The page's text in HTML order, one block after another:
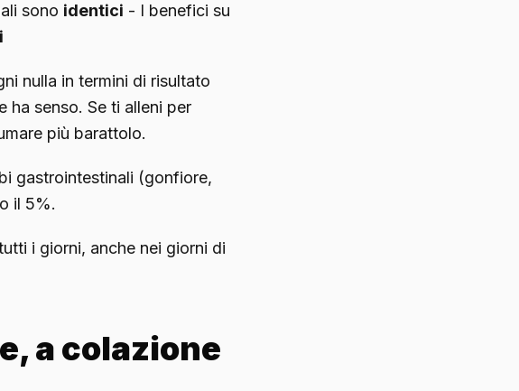
sono identici - I benefici su
nulla in termini di risultato
ha senso. Se ti alleni per
più barattolo.
gastrointestinali (gonfiore,
il 5%.
i giorni, anche nei giorni di
a colazione